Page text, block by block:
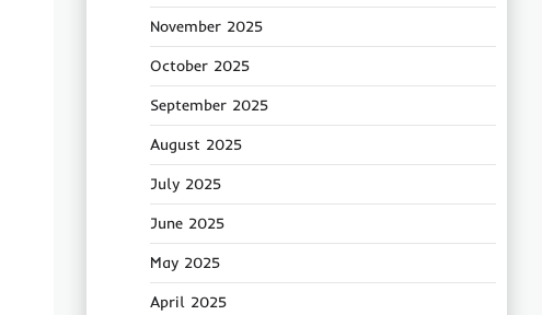
November 2025
October 2025
September 2025
August 2025
July 2025
June 2025
May 2025
April 2025